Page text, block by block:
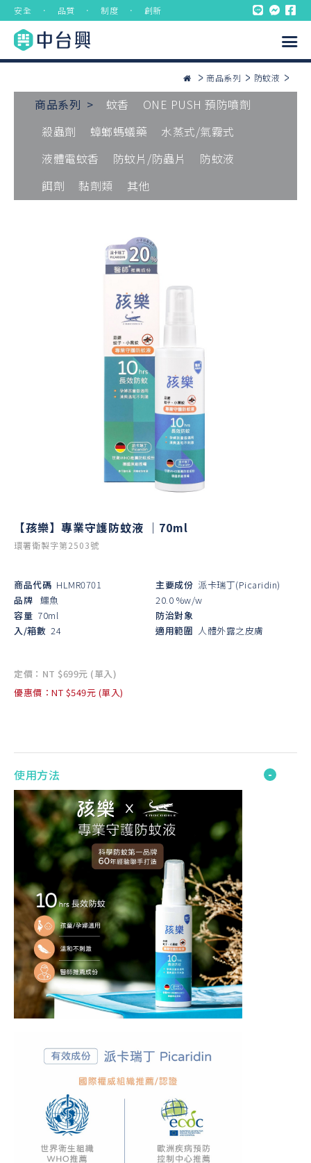
安全 ． 品質 ． 制度 ． 創新
商品系列 防蚊液
商品系列 > 蚊香
ONE PUSH 預防噴劑
殺蟲劑
蟑螂螞蟻藥
水蒸式/氣霧式
液體電蚊香
防蚊片/防蟲片
防蚊液
餌劑
黏劑類 其他
【孩樂】專業守護防蚊液 ｜70ml
環署衛製字第2503號
商品代碼 HLMR0701
品牌 鱷魚
容量 70ml
入/箱數 24
主要成份 派卡瑞丁(Picaridin)
20.0 %w/w
防治對象
適用範圍 人體外露之皮膚
定價：NT $699元 (單入)
優惠價：NT $549元 (單入)
使用方法